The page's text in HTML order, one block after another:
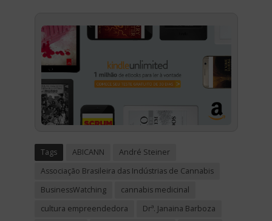
Tags ABICANN
André Steiner
Associação Brasileira das Indústrias de Cannabis
BusinessWatching
cannabis medicinal
cultura empreendedora
Drª. Janaina Barboza